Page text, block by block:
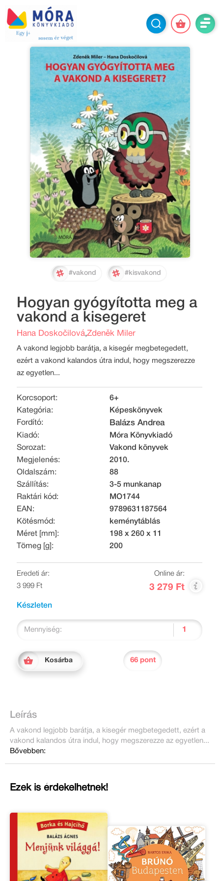
#vakond #kisvakond
Hogyan gyógyította meg a
vakond a kisegeret
Hana Doskočilová,Zdeněk Miler
A vakond legjobb barátja, a kisegér megbetegedett,
ezért a vakond kalandos útra indul, hogy megszerezze
az egyetlen...
Korcsoport:
6+
Kategória:
Képeskönyvek
Fordító:
Balázs Andrea
Kiadó:
Móra Könyvkiadó
Sorozat:
Vakond könyvek
Megjelenés:
2010.
Oldalszám:
88
Szállítás:
3-5 munkanap
Raktári kód:
MO1744
EAN:
9789631187564
Kötésmód:
keménytáblás
Méret [mm]:
198 x 260 x 11
Tömeg [g]:
200
Eredeti ár:
3 999 Ft
Online ár:
3 279 Ft
Készleten
Mennyiség:
Kosárba 66 pont
Leírás
A vakond legjobb barátja, a kisegér megbetegedett, ezért a
vakond kalandos útra indul, hogy megszerezze az egyetlen...
Bővebben:
Ezek is érdekelhetnek!